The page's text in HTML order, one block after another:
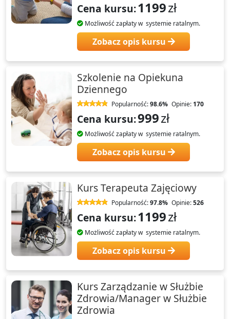
Cena kursu:1199zł
Możliwość zapłaty w systemie ratalnym.
Zobacz opis kursu
Szkolenie na Opiekuna
Dziennego
Popularność:98.6% Opinie: 170
Cena kursu:999zł
Możliwość zapłaty w systemie ratalnym.
Zobacz opis kursu
Kurs Terapeuta Zajęciowy
Popularność:97.8% Opinie:526
Cena kursu:1199zł
Możliwość zapłaty w systemie ratalnym.
Zobacz opis kursu
Kurs Zarządzanie w Służbie
Zdrowia/Manager w Służbie
Zdrowia